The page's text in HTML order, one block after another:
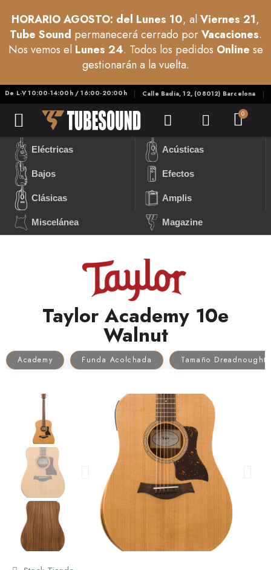
HORARIO AGOSTO: del Lunes 10, alViernes 21,
Tube Sound permanecerá cerrado porVacaciones.
Nos vemos el Lunes 24. Todos los pedidos Online se
gestionarán a la vuelta.
De L-V 10:00-14:00h / 16:00-20:00h Calle Badia, 12, (08012) Barcelona
Eléctricas Acústicas
Bajos Efectos
Clásicas Amplis
Miscelánea Magazine
Taylor Academy 10e
Walnut
Academy Funda Acolchada Tamaño Dreadnought